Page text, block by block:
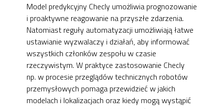
Model predykcyjny Checly umożliwia prognozowanie
i proaktywne reagowanie na przyszłe zdarzenia.
Natomiast reguły automatyzacji umożliwiają łatwe
ustawianie wyzwalaczy i działań, aby informować
wszystkich członków zespołu w czasie
rzeczywistym. W praktyce zastosowanie Checly
np. w procesie przeglądów technicznych robotów
przemysłowych pomaga przewidzieć w jakich
modelach i lokalizacjach oraz kiedy mogą wystąpić